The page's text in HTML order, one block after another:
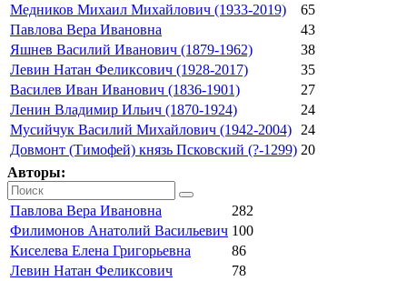
Медников Михаил Михайлович (1933-2019)
65
Павлова Вера Ивановна
43
Яшнев Василий Иванович (1879-1962)
38
Левин Натан Феликсович (1928-2017)
35
Василев Иван Иванович (1836-1901)
27
Ленин Владимир Ильич (1870-1924)
24
Мусийчук Василий Михайлович (1942-2004)
24
Довмонт (Тимофей) князь Псковский (?-1299) 20
Авторы:
Павлова Вера Ивановна
282
Филимонов Анатолий Васильевич 100
Киселева Елена Григорьевна
86
Левин Натан Феликсович
78